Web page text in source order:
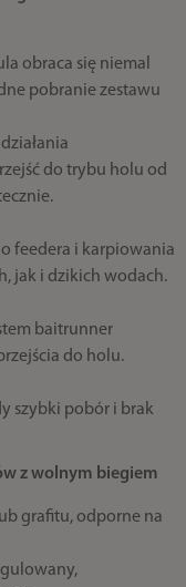
obraca się niemal
pobranie zestawu
do trybu holu od
feedera i karpiowania
jak i dzikich wodach.
baitrunner
do holu.
szybki pobór i brak
z wolnym biegiem
grafitu, odporne na